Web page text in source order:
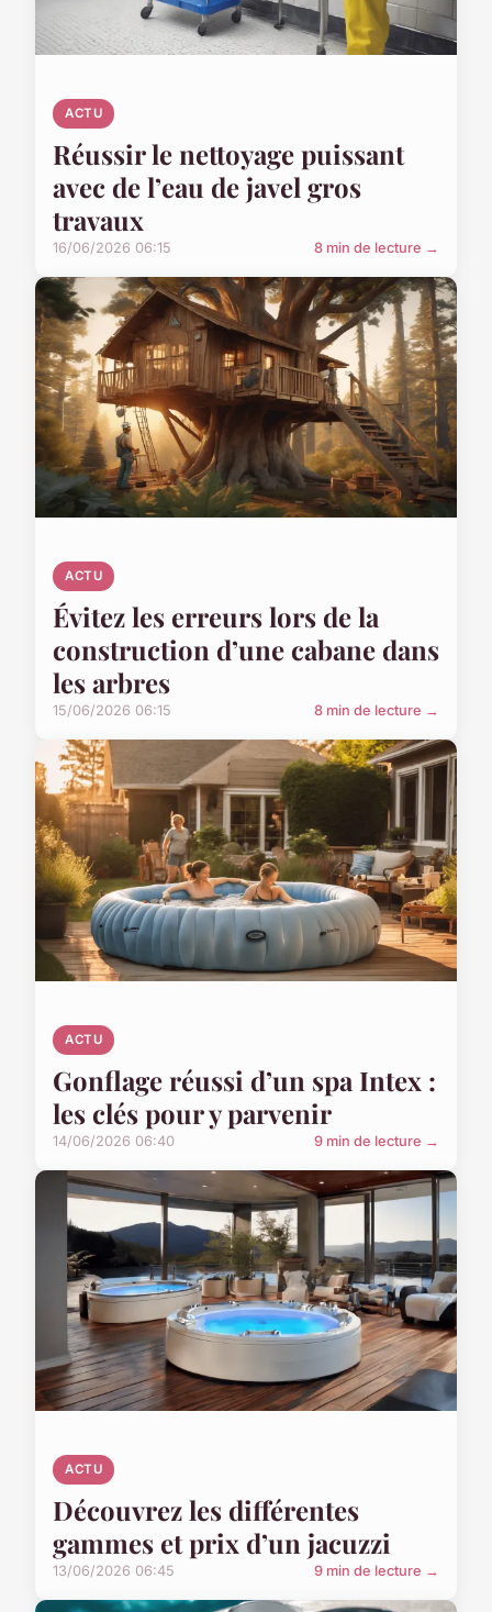
ACTU
Réussir le nettoyage puissant
avec de l’eau de javel gros
travaux
16/06/2026 06:15 8 min de lecture →
ACTU
Évitez les erreurs lors de la
construction d’une cabane dans
les arbres
15/06/2026 06:15 8 min de lecture →
ACTU
Gonflage réussi d’un spa Intex :
les clés pour y parvenir
14/06/2026 06:40 9 min de lecture →
ACTU
Découvrez les différentes
gammes et prix d’un jacuzzi
13/06/2026 06:45 9 min de lecture →